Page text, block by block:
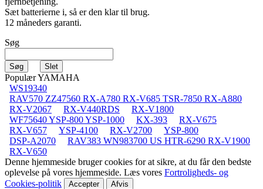
Sæt batterierne i, så er den klar til brug.
12 måneders garanti.
Søg
Populær YAMAHA
WS19340
RAV570 ZZ47560 RX-A780 RX-V685 TSR-7850 RX-A880
RX-V2067
RX-V440RDS
RX-V1800
WF75640 YSP-800 YSP-1000
KX-393
RX-V675
RX-V657
YSP-4100 RX-V2700
YSP-800
DSP-A2070
RAV383 WN983700 US HTR-6290 RX-V1900
RX-V650
Denne hjemmeside bruger cookies for at sikre, at du får den bedste
oplevelse på vores hjemmeside. Læs vores Fortroligheds- og
Cookies-politik
Accepter Afvis